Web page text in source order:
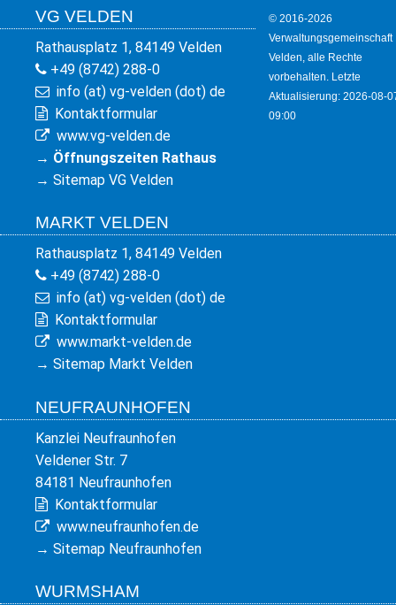
VG VELDEN
Rathausplatz 1, 84149 Velden
+49 (8742) 288-0
info (at) vg-velden (dot) de
Kontaktformular
www.vg-velden.de
→ Öffnungszeiten Rathaus
→ Sitemap VG Velden
MARKT VELDEN
Rathausplatz 1, 84149 Velden
+49 (8742) 288-0
info (at) vg-velden (dot) de
Kontaktformular
www.markt-velden.de
→ Sitemap Markt Velden
NEUFRAUNHOFEN
Kanzlei Neufraunhofen
Veldener Str. 7
84181 Neufraunhofen
Kontaktformular
www.neufraunhofen.de
→ Sitemap Neufraunhofen
WURMSHAM
© 2016-2026
Verwaltungsgemeinschaft
Velden, alle Rechte
vorbehalten. Letzte
Aktualisierung: 2026-08-
09:00